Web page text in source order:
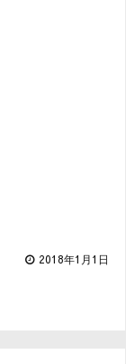
2018年1月1日